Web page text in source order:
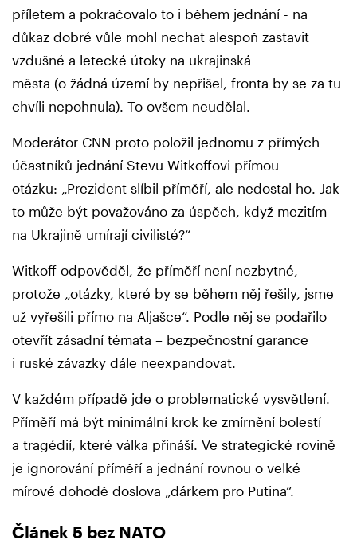
příletem a pokračovalo to i během jednání - na
důkaz dobré vůle mohl nechat alespoň zastavit
vzdušné a letecké útoky na ukrajinská
města (o žádná území by nepřišel, fronta by se za tu
chvíli nepohnula). To ovšem neudělal.
Moderátor CNN proto položil jednomu z přímých
účastníků jednání Stevu Witkoffovi přímou
otázku: „Prezident slíbil příměří, ale nedostal ho. Jak
to může být považováno za úspěch, když mezitím
na Ukrajině umírají civilisté?“
Witkoff odpověděl, že příměří není nezbytné,
protože „otázky, které by se během něj řešily, jsme
už vyřešili přímo na Aljašce“. Podle něj se podařilo
otevřít zásadní témata – bezpečnostní garance
i ruské závazky dále neexpandovat.
V každém případě jde o problematické vysvětlení.
Příměří má být minimální krok ke zmírnění bolestí
a tragédií, které válka přináší. Ve strategické rovině
je ignorování příměří a jednání rovnou o velké
mírové dohodě doslova „dárkem pro Putina“.
Článek 5 bez NATO